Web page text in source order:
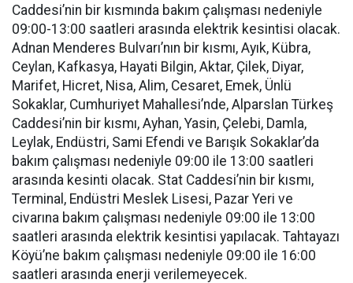
Caddesi’nin bir kısmında bakım çalışması nedeniyle
09:00-13:00 saatleri arasında elektrik kesintisi olacak.
Adnan Menderes Bulvarı’nın bir kısmı, Ayık, Kübra,
Ceylan, Kafkasya, Hayati Bilgin, Aktar, Çilek, Diyar,
Marifet, Hicret, Nisa, Alim, Cesaret, Emek, Ünlü
Sokaklar, Cumhuriyet Mahallesi’nde, Alparslan Türkeş
Caddesi’nin bir kısmı, Ayhan, Yasin, Çelebi, Damla,
Leylak, Endüstri, Sami Efendi ve Barışık Sokaklar’da
bakım çalışması nedeniyle 09:00 ile 13:00 saatleri
arasında kesinti olacak. Stat Caddesi’nin bir kısmı,
Terminal, Endüstri Meslek Lisesi, Pazar Yeri ve
civarına bakım çalışması nedeniyle 09:00 ile 13:00
saatleri arasında elektrik kesintisi yapılacak. Tahtayazı
Köyü’ne bakım çalışması nedeniyle 09:00 ile 16:00
saatleri arasında enerji verilemeyecek.